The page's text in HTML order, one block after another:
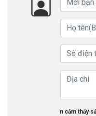
Bạn cảm thấy